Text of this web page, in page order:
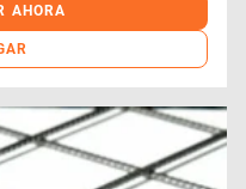
AHORA